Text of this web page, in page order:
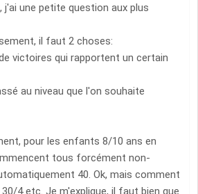
j'ai une petite question aux plus
il faut 2 choses:
victoires qui rapportent un certain
au niveau que l'on souhaite
pour les enfants 8/10 ans en
tous forcément non-
40. Ok, mais comment
4 etc. Je m'explique, il faut bien que